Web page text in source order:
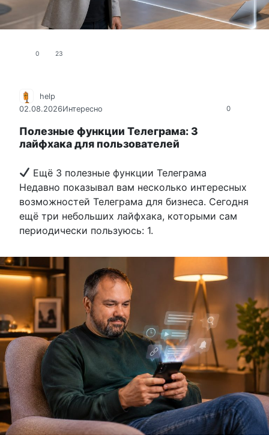
0 23
0
help
02.08.2026Интересно
Полезные функции Телеграма: 3
лайфхака для пользователей
Ещё 3 полезные функции Телеграма
Недавно показывал вам несколько интересных
возможностей Телеграма для бизнеса. Сегодня
ещё три небольших лайфхака, которыми сам
периодически пользуюсь: 1.